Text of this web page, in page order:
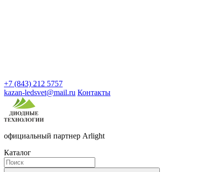
+7 (843) 212 5757
kazan-ledsvet@mail.ru Контакты
официальный партнер Arlight
Каталог